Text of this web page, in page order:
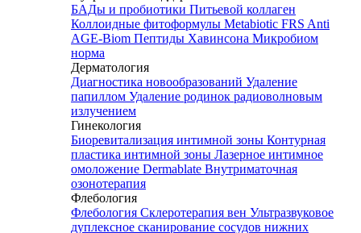
БАДы и пробиотики Питьевой коллаген
Коллоидные фитоформулы Metabiotic FRS Anti
AGE-Biom Пептиды Хавинсона Микробиом
норма
Дерматология
Диагностика новообразований Удаление
папиллом Удаление родинок радиоволновым
излучением
Гинекология
Биоревитализация интимной зоны Контурная
пластика интимной зоны Лазерное интимное
омоложение Dermablate Внутриматочная
озонотерапия
Флебология
Флебология Склеротерапия вен Ультразвуковое
дуплексное сканирование сосудов нижних